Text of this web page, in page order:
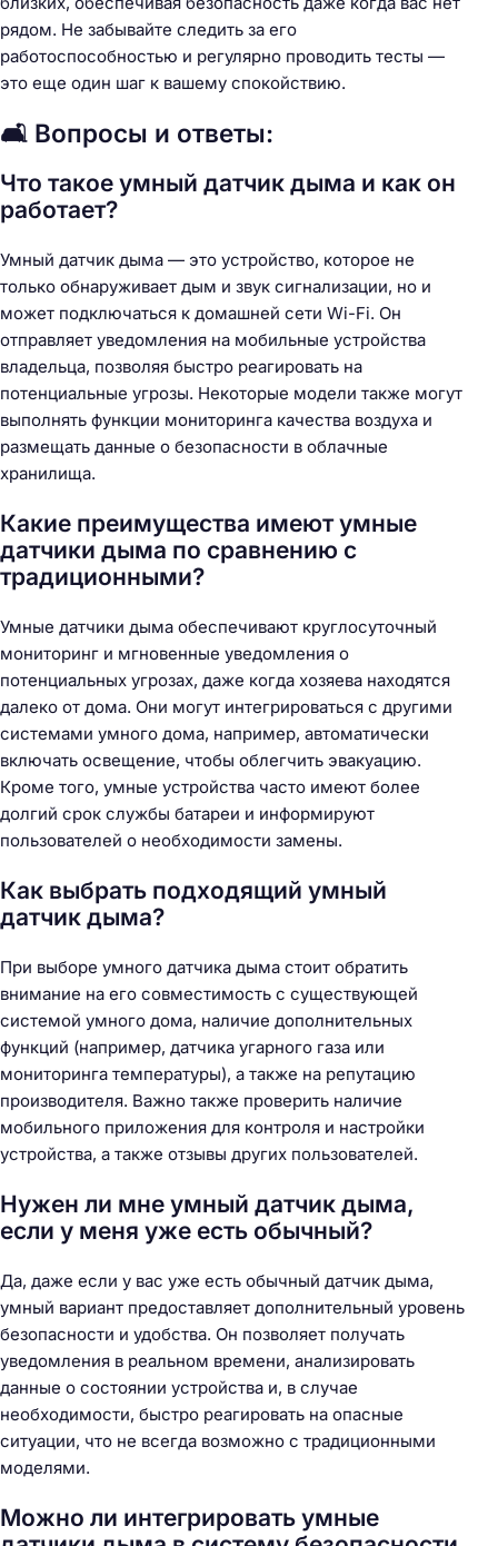
рядом. Не забывайте следить за его
работоспособностью и регулярно проводить тесты —
это еще один шаг к вашему спокойствию.
🛋️ Вопросы и ответы:
Что такое умный датчик дыма и как он
работает?
Умный датчик дыма — это устройство, которое не
только обнаруживает дым и звук сигнализации, но и
может подключаться к домашней сети Wi-Fi. Он
отправляет уведомления на мобильные устройства
владельца, позволяя быстро реагировать на
потенциальные угрозы. Некоторые модели также могут
выполнять функции мониторинга качества воздуха и
размещать данные о безопасности в облачные
хранилища.
Какие преимущества имеют умные
датчики дыма по сравнению с
традиционными?
Умные датчики дыма обеспечивают круглосуточный
мониторинг и мгновенные уведомления о
потенциальных угрозах, даже когда хозяева находятся
далеко от дома. Они могут интегрироваться с другими
системами умного дома, например, автоматически
включать освещение, чтобы облегчить эвакуацию.
Кроме того, умные устройства часто имеют более
долгий срок службы батареи и информируют
пользователей о необходимости замены.
Как выбрать подходящий умный
датчик дыма?
При выборе умного датчика дыма стоит обратить
внимание на его совместимость с существующей
системой умного дома, наличие дополнительных
функций (например, датчика угарного газа или
мониторинга температуры), а также на репутацию
производителя. Важно также проверить наличие
мобильного приложения для контроля и настройки
устройства, а также отзывы других пользователей.
Нужен ли мне умный датчик дыма,
если у меня уже есть обычный?
Да, даже если у вас уже есть обычный датчик дыма,
умный вариант предоставляет дополнительный уровень
безопасности и удобства. Он позволяет получать
уведомления в реальном времени, анализировать
данные о состоянии устройства и, в случае
необходимости, быстро реагировать на опасные
ситуации, что не всегда возможно с традиционными
моделями.
Можно ли интегрировать умные